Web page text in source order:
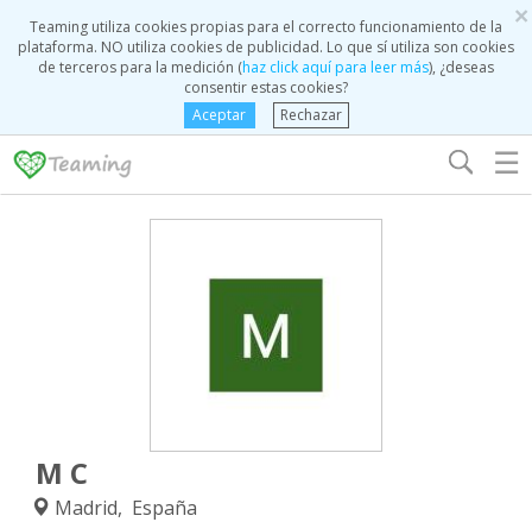
×
Teaming utiliza cookies propias para el correcto funcionamiento de la
plataforma. NO utiliza cookies de publicidad. Lo que sí utiliza son cookies
de terceros para la medición (haz click aquí para leer más), ¿deseas
consentir estas cookies?
Aceptar
Rechazar
☰
M C
Madrid, España